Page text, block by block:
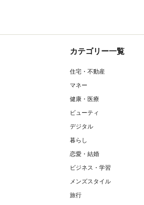
カテゴリー一覧
住宅・不動産
マネー
健康・医療
ビューティ
デジタル
暮らし
恋愛・結婚
ビジネス・学習
メンズスタイル
旅行